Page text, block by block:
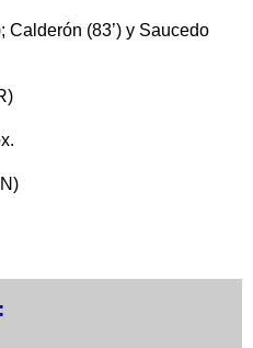
Calderón (83’) y Saucedo